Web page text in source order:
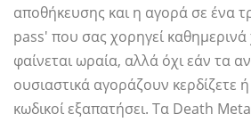
αποθήκευσης και η αγορά σε ένα
pass' που σας χορηγεί καθημερινά
φαίνεται ωραία, αλλά όχι εάν τα
ουσιαστικά αγοράζουν κερδίζετε
κωδικοί εξαπατήσει. Τα Death